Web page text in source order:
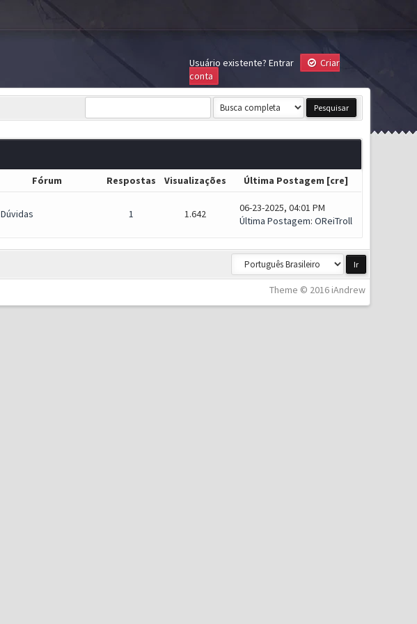
Usuário existente? Entrar
Criar
conta
Fórum Respostas Visualizações Última Postagem [cre]
Dúvidas 1 1.642
06-23-2025, 04:01 PM
Última Postagem: OReiTroll
Theme © 2016 iAndrew